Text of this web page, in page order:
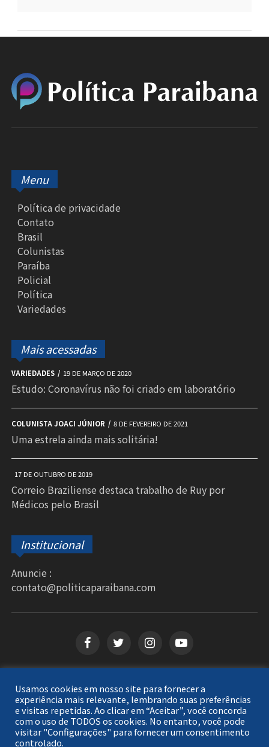
Menu
Política de privacidade
Contato
Brasil
Colunistas
Paraíba
Policial
Política
Variedades
Mais acessadas
VARIEDADES 19 DE MARÇO DE 2020
Estudo: Coronavírus não foi criado em laboratório
COLUNISTA JOACI JÚNIOR 8 DE FEVEREIRO DE 2021
Uma estrela ainda mais solitária!
17 DE OUTUBRO DE 2019
Correio Braziliense destaca trabalho de Ruy por
Médicos pelo Brasil
Institucional
Anuncie :
contato@politicaparaibana.com
Copyright © 2026Política Paraibana. Todos os
direitos reservados.
Usamos cookies em nosso site para fornecer a
experiência mais relevante, lembrando suas preferências
e visitas repetidas. Ao clicar em “Aceitar”, você concorda
com o uso de TODOS os cookies. No entanto, você pode
visitar "Configurações" para fornecer um consentimento
controlado.